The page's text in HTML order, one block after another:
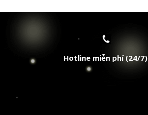
An ninh 24/7
Dọn vệ sinh hàng ngày
Hotline miễn phí (24/7)